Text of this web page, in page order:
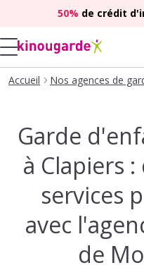
50% de crédit
Accueil Nos agences de
Garde
à Clapiers
services
avec
de